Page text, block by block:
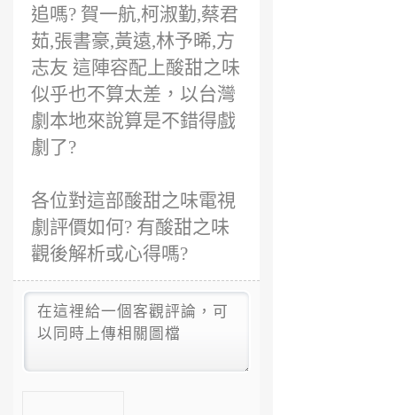
追嗎? 賀一航,柯淑勤,蔡君
茹,張書豪,黃遠,林予晞,方
志友 這陣容配上酸甜之味
似乎也不算太差，以台灣
劇本地來說算是不錯得戲
劇了?
各位對這部酸甜之味電視
劇評價如何? 有酸甜之味
觀後解析或心得嗎?